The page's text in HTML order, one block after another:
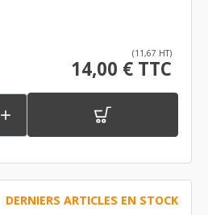
(11,67 HT)
14,00 € TTC

DERNIERS ARTICLES EN STOCK